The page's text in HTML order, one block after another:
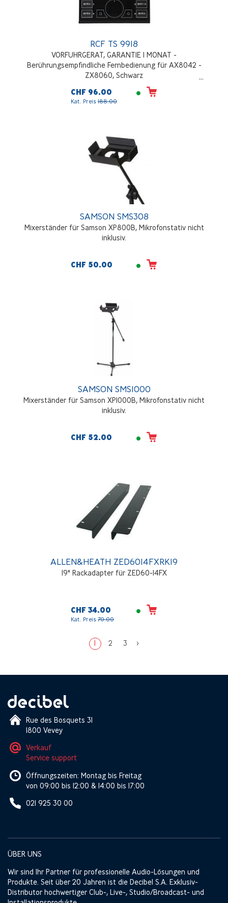
RCF TS 9918
VORFUHRGERAT, GARANTIE 1 MONAT -
Berührungsempfindliche Fernbedienung für AX8042 -
ZX8060, Schwarz
CHF 96.00
Kat. Preis 188.00
SAMSON SMS308
Mixerständer für Samson XP800B, Mikrofonstativ nicht
inklusiv.
CHF 50.00
SAMSON SMS1000
Mixerständer für Samson XP1000B, Mikrofonstativ nicht
inklusiv.
CHF 52.00
ALLEN&HEATH ZED6014FXRK19
19" Rackadapter für ZED60-14FX
CHF 34.00
Kat. Preis 70.00
1 2 3 >
Rue des Bosquets 31
1800 Vevey
Verkauf
Service support
Öffnungszeiten: Montag bis Freitag
von 09:00 bis 12:00 & 14:00 bis 17:00
021 925 30 00
ÜBER UNS
Wir sind Ihr Partner für professionelle Audio-Lösungen und
Produkte. Seit über 20 Jahren ist die Decibel S.A. Exklusiv-
Distributor hochwertiger Club-, Live-, Studio/Broadcast- und